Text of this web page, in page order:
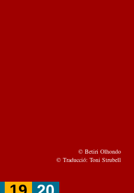
© Betiri Olhondo
© Traducció: Toni Strubell